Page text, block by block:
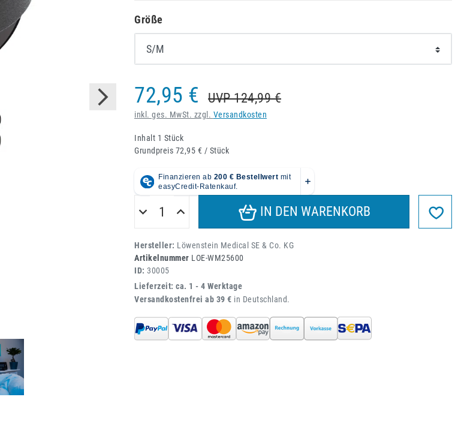
Größe
72,95 € UVP 124,99 €
inkl. ges. MwSt. zzgl. Versandkosten
Inhalt 1 Stück
Grundpreis 72,95 € / Stück
IN DEN WARENKORB
Hersteller: Löwenstein Medical SE & Co. KG
Artikelnummer LOE-WM25600
ID: 30005
Lieferzeit: ca. 1 - 4 Werktage
Versandkostenfrei ab 39 € in Deutschland.